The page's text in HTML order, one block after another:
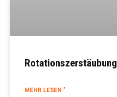
Rotationszerstäubung
MEHR LESEN "